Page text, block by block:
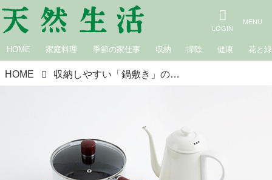
HOME 家庭料理 季節の家仕事 収納 掃除 健康 花と緑
HOME 収納しやすい「鍋敷き」のおすすめ6選。折りたたみ・伸縮・組み立て式を厳選／いいモノあうモノ